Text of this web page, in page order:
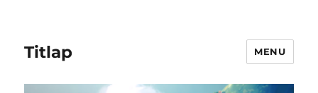
Titlap MENU